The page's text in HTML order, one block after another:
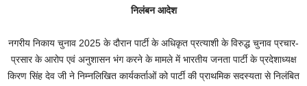
निलंबन आदेश
नगरीय निकाय चुनाव 2025 के दौरान पार्टी के अधिकृत प्रत्याशी के विरुद्ध चुनाव प्रचार-
प्रसार के आरोप एवं अनुशासन भंग करने के मामले में भारतीय जनता पार्टी के प्रदेशाध्यक्ष
किरण सिंह देव जी ने निम्नलिखित कार्यकर्ताओं को पार्टी की प्राथमिक सदस्यता से निलंबित